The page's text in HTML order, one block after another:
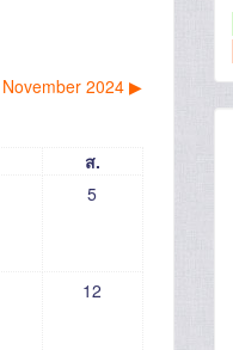
November 2024 ▶︎
ส.
5
12